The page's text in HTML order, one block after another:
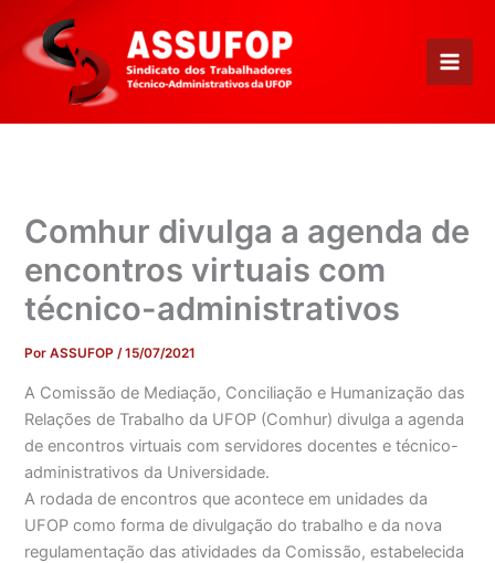
para
conteúdo
Comhur divulga a agenda de
encontros virtuais com
técnico-administrativos
PorASSUFOP/15/07/2021
A Comissão de Mediação, Conciliação e Humanização das
Relações de Trabalho da UFOP (Comhur) divulga a agenda
de encontros virtuais com servidores docentes e técnico-
administrativos da Universidade.
A rodada de encontros que acontece em unidades da
UFOP como forma de divulgação do trabalho e da nova
regulamentação das atividades da Comissão, estabelecida